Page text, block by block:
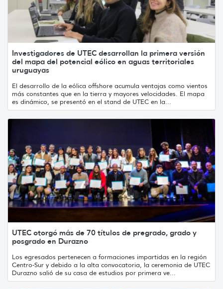
Investigadores de UTEC desarrollan la primera versión
del mapa del potencial eólico en aguas territoriales
uruguayas
El desarrollo de la eólica offshore acumula ventajas como vientos
más constantes que en la tierra y mayores velocidades. El mapa
es dinámico, se presentó en el stand de UTEC en la...
UTEC otorgó más de 70 títulos de pregrado, grado y
posgrado en Durazno
Los egresados pertenecen a formaciones impartidas en la región
Centro-Sur y debido a la alta convocatoria, la ceremonia de UTEC
Durazno salió de su casa de estudios por primera ve...